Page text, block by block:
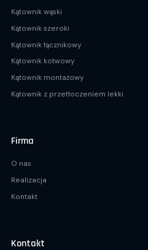
Kątownik wąski
Kątownik szeroki
Kątownik łącznikowy
Kątownik kotwowy
Kątownik montażowy
Kątownik z przetłoczeniem lekki
Firma
O nas
Realizacja
Kontakt
Kontakt